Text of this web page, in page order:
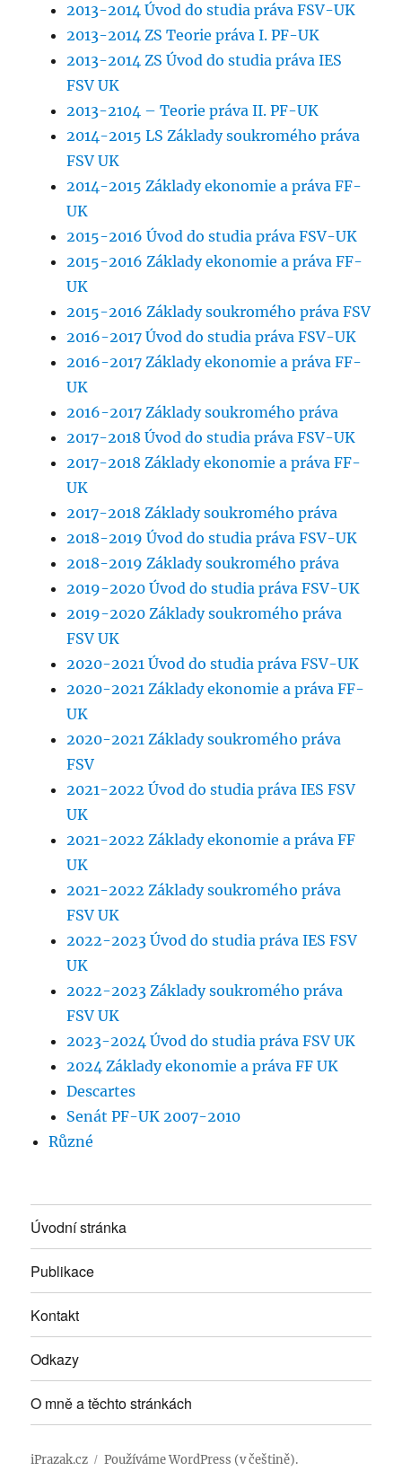
2013-2014 Úvod do studia práva FSV-UK
2013-2014 ZS Teorie práva I. PF-UK
2013-2014 ZS Úvod do studia práva IES
FSV UK
2013-2104 – Teorie práva II. PF-UK
2014-2015 LS Základy soukromého práva
FSV UK
2014-2015 Základy ekonomie a práva FF-
UK
2015-2016 Úvod do studia práva FSV-UK
2015-2016 Základy ekonomie a práva FF-
UK
2015-2016 Základy soukromého práva FSV
2016-2017 Úvod do studia práva FSV-UK
2016-2017 Základy ekonomie a práva FF-
UK
2016-2017 Základy soukromého práva
2017-2018 Úvod do studia práva FSV-UK
2017-2018 Základy ekonomie a práva FF-
UK
2017-2018 Základy soukromého práva
2018-2019 Úvod do studia práva FSV-UK
2018-2019 Základy soukromého práva
2019-2020 Úvod do studia práva FSV-UK
2019-2020 Základy soukromého práva
FSV UK
2020-2021 Úvod do studia práva FSV-UK
2020-2021 Základy ekonomie a práva FF-
UK
2020-2021 Základy soukromého práva
FSV
2021-2022 Úvod do studia práva IES FSV
UK
2021-2022 Základy ekonomie a práva FF
UK
2021-2022 Základy soukromého práva
FSV UK
2022-2023 Úvod do studia práva IES FSV
UK
2022-2023 Základy soukromého práva
FSV UK
2023-2024 Úvod do studia práva FSV UK
2024 Základy ekonomie a práva FF UK
Descartes
Senát PF-UK 2007-2010
Různé
Úvodní stránka
Publikace
Kontakt
Odkazy
O mně a těchto stránkách
iPrazak.cz Používáme WordPress (v češtině).